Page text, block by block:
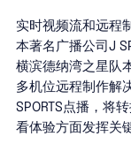
实时视频流和远程
本著名广播公司J
横滨德纳湾之星队
多机位远程制作解
SPORTS点播，将
看体验方面发挥关